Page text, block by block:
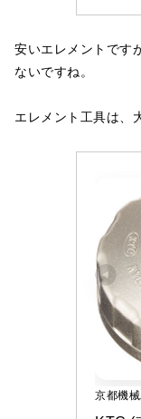
安いエレメントです
ないですね。
エレメント工具は、
京都機